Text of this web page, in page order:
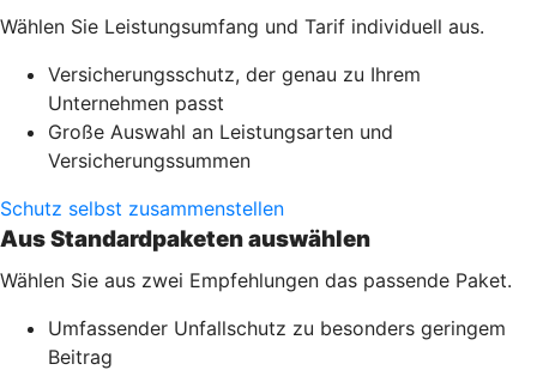
Wählen Sie Leistungsumfang und Tarif individuell aus.
Versicherungsschutz, der genau zu Ihrem
Unternehmen passt
Große Auswahl an Leistungsarten und
Versicherungssummen
Schutz selbst zusammenstellen
Aus Standardpaketen auswählen
Wählen Sie aus zwei Empfehlungen das passende Paket.
Umfassender Unfallschutz zu besonders geringem
Beitrag